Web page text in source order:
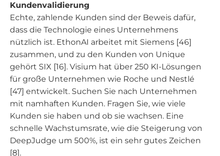
Kundenvalidierung
Echte, zahlende Kunden sind der Beweis dafür,
dass die Technologie eines Unternehmens
nützlich ist. EthonAI arbeitet mit Siemens [46]
zusammen, und zu den Kunden von Unique
gehört SIX [16]. Visium hat über 250 KI-Lösungen
für große Unternehmen wie Roche und Nestlé
[47] entwickelt. Suchen Sie nach Unternehmen
mit namhaften Kunden. Fragen Sie, wie viele
Kunden sie haben und ob sie wachsen. Eine
schnelle Wachstumsrate, wie die Steigerung von
DeepJudge um 500%, ist ein sehr gutes Zeichen
[8].